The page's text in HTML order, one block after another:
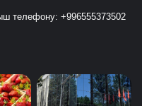
телефону: +996555373502